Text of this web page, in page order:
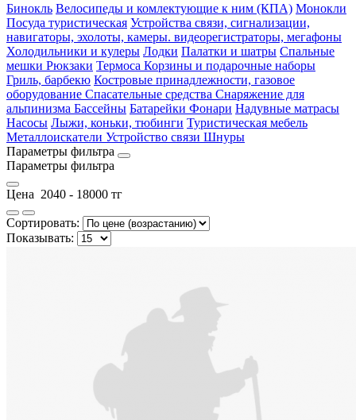
Бинокль Велосипеды и комлектующие к ним (КПА) Монокли
Посуда туристическая Устройства связи, сигнализации,
навигаторы, эхолоты, камеры. видеорегистраторы, мегафоны
Холодильники и кулеры Лодки Палатки и шатры Спальные
мешки Рюкзаки Термоса Корзины и подарочные наборы
Гриль, барбекю Костровые принадлежности, газовое
оборудование Спасательные средства Снаряжение для
альпинизма Бассейны Батарейки Фонари Надувные матрасы
Насосы Лыжи, коньки, тюбинги Туристическая мебель
Металлоискатели Устройство связи Шнуры
Параметры фильтра
Параметры фильтра
Цена 2040 - 18000 тг
Сортировать:
Показывать: